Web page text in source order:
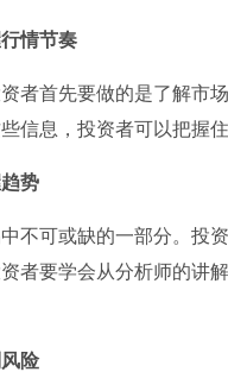
情节奏
者首先要做的是了解市
信息，投资者可以把握
势
不可或缺的一部分。投
者要学会从分析师的讲
险